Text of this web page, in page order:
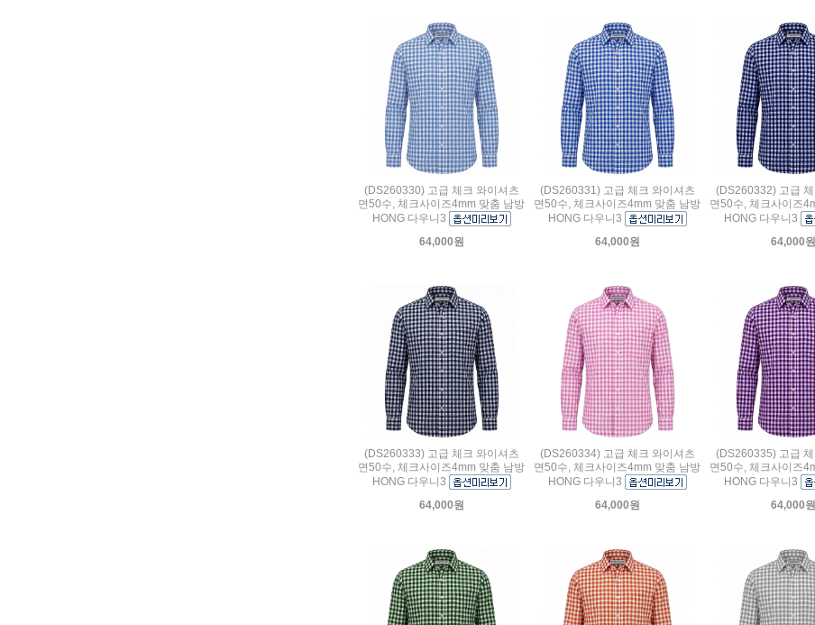
(DS260330) 고급 체크 와이셔츠
면50수, 체크사이즈4mm 맞춤 남방
HONG 다우니3
64,000원
(DS260331) 고급 체크 와이셔츠
면50수, 체크사이즈4mm 맞춤 남방
HONG 다우니3
64,000원
(DS260332) 고급
면50수, 체크사이즈
HONG 다우니3
64,000원
(DS260333) 고급 체크 와이셔츠
면50수, 체크사이즈4mm 맞춤 남방
HONG 다우니3
64,000원
(DS260334) 고급 체크 와이셔츠
면50수, 체크사이즈4mm 맞춤 남방
HONG 다우니3
64,000원
(DS260335) 고급
면50수, 체크사이즈
HONG 다우니3
64,000원